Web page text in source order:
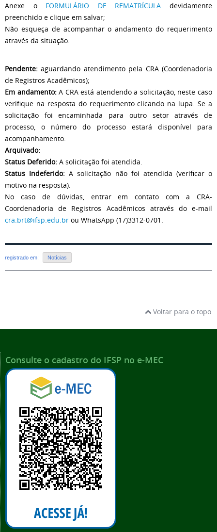
Anexe o FORMULÁRIO DE REMATRÍCULA devidamente
preenchido e clique em salvar;
Não esqueça de acompanhar o andamento do requerimento
através da situação:
Pendente: aguardando atendimento pela CRA (Coordenadoria
de Registros Acadêmicos);
Em andamento:A CRA está atendendo a solicitação, neste caso
verifique na resposta do requerimento clicando na lupa. Se a
solicitação foi encaminhada para outro setor através de
processo, o número do processo estará disponível para
acompanhamento.
Arquivado:
Status Deferido: A solicitação foi atendida.
Status Indeferido: A solicitação não foi atendida (verificar o
motivo na resposta).
No caso de dúvidas, entrar em contato com a CRA-
Coordenadoria de Registros Acadêmicos através do e-mail
cra.brt@ifsp.edu.br ou WhatsApp (17)3312-0701.
registrado em: Notícias
Voltar para o topo
Consulte o cadastro do IFSP no e-MEC